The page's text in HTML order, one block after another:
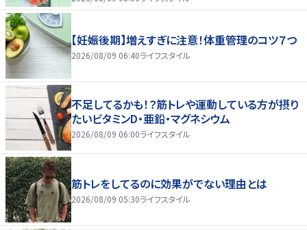
【妊娠後期】増えすぎに注意！体重管理のコツ７つ
2026/08/09 06:40ライフスタイル
不足してるかも！？筋トレや運動している方が摂り
たいビタミンD・亜鉛・マグネシウム
2026/08/09 06:00ライフスタイル
筋トレをしてるのに効果がでない理由とは
2026/08/09 05:30ライフスタイル